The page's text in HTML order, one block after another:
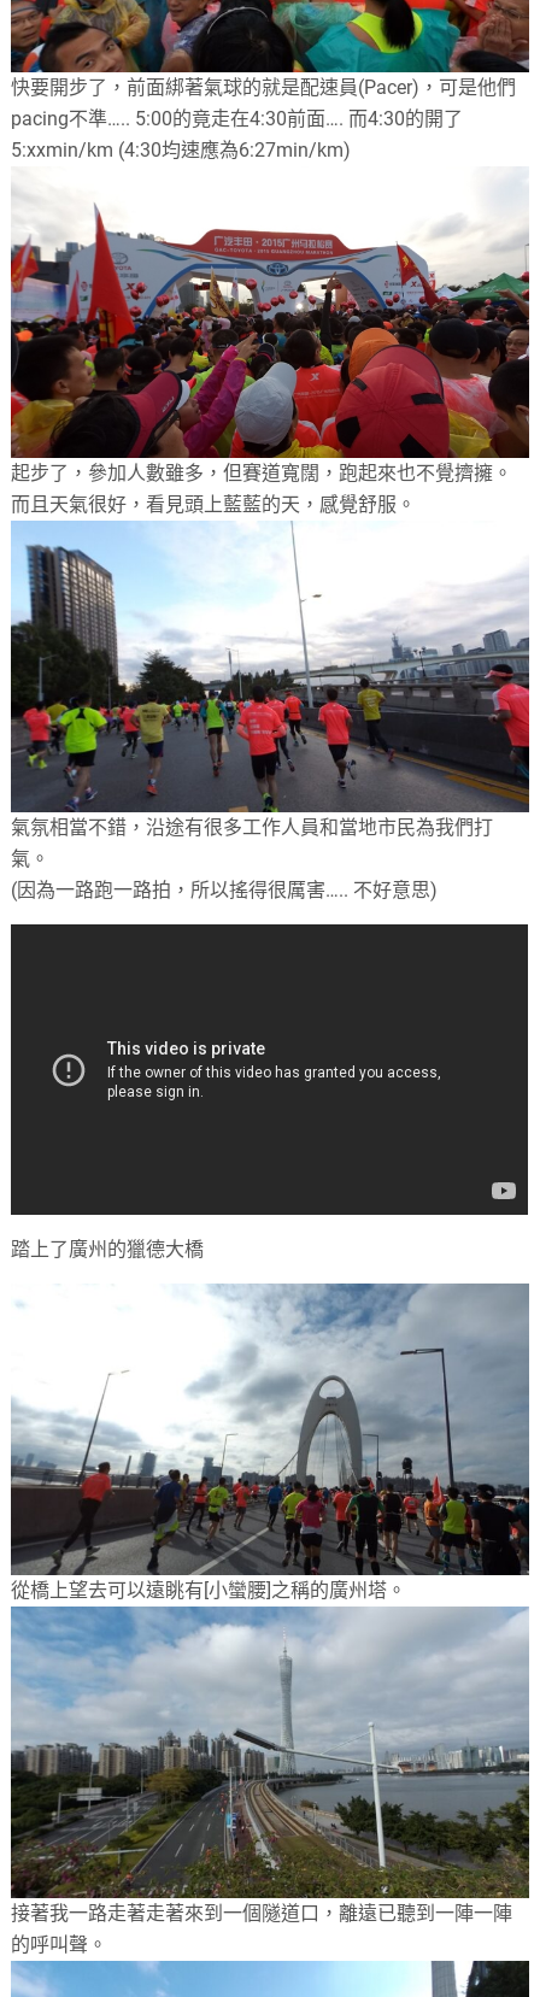
快要開步了，前面綁著氣球的就是配速員(Pacer)，可是他們
pacing不準….. 5:00的竟走在4:30前面…. 而4:30的開了
5:xxmin/km (4:30均速應為6:27min/km)
起步了，參加人數雖多，但賽道寬闊，跑起來也不覺擠擁。
而且天氣很好，看見頭上藍藍的天，感覺舒服。
氣氛相當不錯，沿途有很多工作人員和當地市民為我們打
氣。
(因為一路跑一路拍，所以搖得很厲害….. 不好意思)
踏上了廣州的獵德大橋
從橋上望去可以遠眺有[小蠻腰]之稱的廣州塔。
接著我一路走著走著來到一個隧道口，離遠已聽到一陣一陣
的呼叫聲。